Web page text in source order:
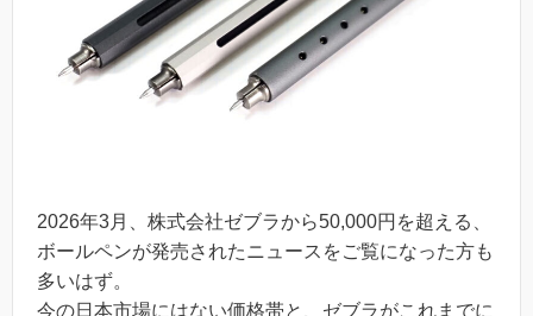
2026年3月、株式会社ゼブラから50,000円を超える、
ボールペンが発売されたニュースをご覧になった方も
多いはず。
今の日本市場にはない価格帯と、ゼブラがこれまでに